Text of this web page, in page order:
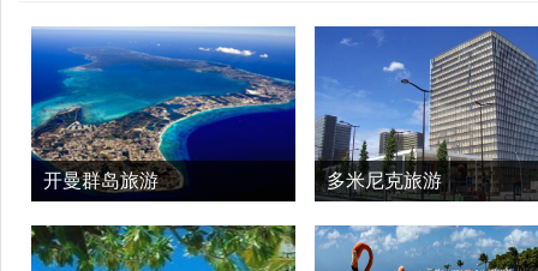
开曼群岛旅游 多米尼克旅游